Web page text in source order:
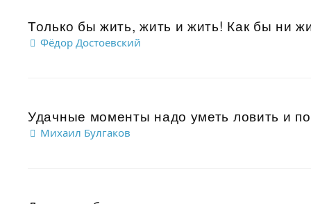
Только бы жить, жить и жить! Как бы ни
Фёдор Достоевский
Удачные моменты надо уметь ловить и
Михаил Булгаков